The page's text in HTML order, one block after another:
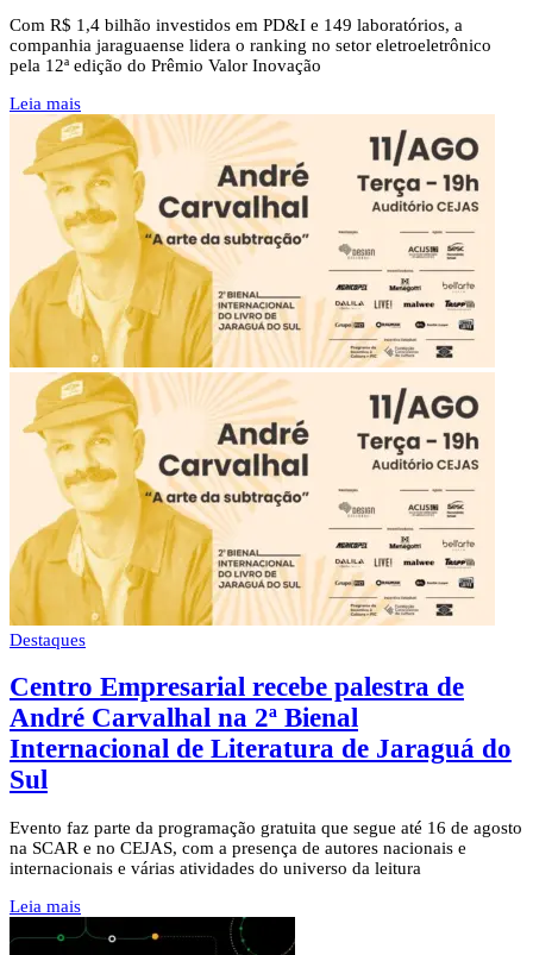
Com R$ 1,4 bilhão investidos em PD&I e 149 laboratórios, a
companhia jaraguaense lidera o ranking no setor eletroeletrônico
pela 12ª edição do Prêmio Valor Inovação
Leia mais
Destaques
Centro Empresarial recebe palestra de
André Carvalhal na 2ª Bienal
Internacional de Literatura de Jaraguá do
Sul
Evento faz parte da programação gratuita que segue até 16 de agosto
na SCAR e no CEJAS, com a presença de autores nacionais e
internacionais e várias atividades do universo da leitura
Leia mais